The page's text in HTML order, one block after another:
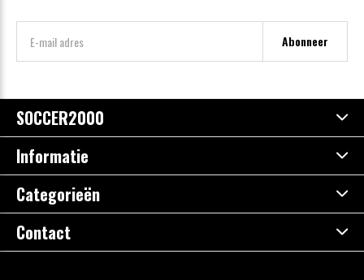
Abonneer
SOCCER2000
Informatie
Categorieën
Contact